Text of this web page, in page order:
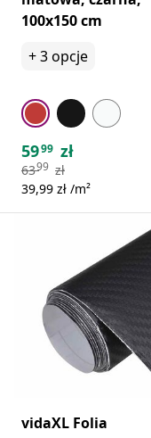
100x150 cm
+3opcje
5999 zł
6399 zł
39,99 zł /m²
vidaXL Folia